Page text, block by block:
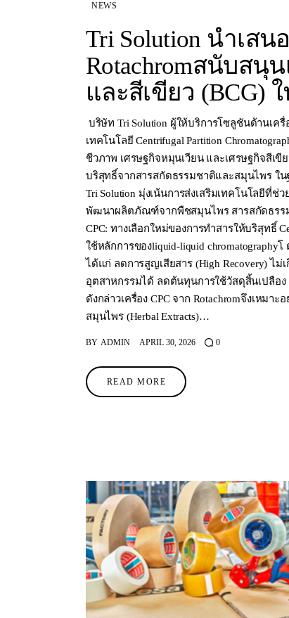
NEWS
Tri Solution นำเสน
Rotachromสนับสนุ
และสีเขียว (BCG)
บริษัท Tri Solution ผู้ให้บริการโซลูชันด้านเค
เทคโนโลยี Centrifugal Partition
ชีวภาพ เศรษฐกิจหมุนเวียน และเศรษฐกิจสีเขีย
บริสุทธิ์จากสารสกัดธรรมชาติและสมุนไพร ใน
Tri Solution มุ่งเน้นการส่งเสริมเทคโนโลยีที่
พัฒนาผลิตภัณฑ์จากพืชสมุนไพร สารสกัดธรรม
CPC: ทางเลือกใหม่ของการทำสารให้บริสุทธิ์
ใช้หลักการของliquid-liquid
ได้แก่ ลดการสูญเสียสาร (High Recovery) ไ
อุตสาหกรรมได้ ลดต้นทุนการใช้วัสดุสิ้นเปลือง
ดังกล่าวเครื่อง CPC จาก Rotachromจึงเหมา
สมุนไพร (Herbal Extracts)…
BY ADMIN APRIL 30, 2026 0
READ MORE